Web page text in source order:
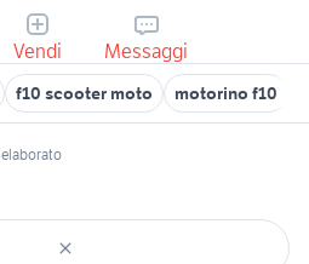
Vendi Messaggi
f10 scooter moto motorino f10
elaborato